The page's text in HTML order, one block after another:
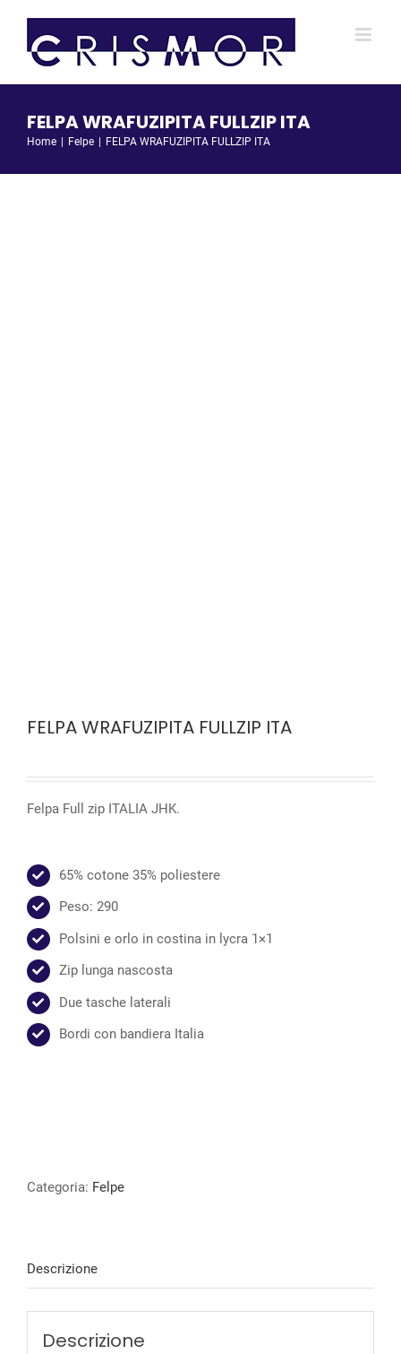
contenuto
FELPA WRAFUZIPITA FULLZIP ITA
Home Felpe FELPA WRAFUZIPITA FULLZIP ITA
FELPA WRAFUZIPITA FULLZIP ITA
Felpa Full zip ITALIA JHK.
65% cotone 35% poliestere
Peso: 290
Polsini e orlo in costina in lycra 1×1
Zip lunga nascosta
Due tasche laterali
Bordi con bandiera Italia
Categoria: Felpe
Descrizione
Descrizione